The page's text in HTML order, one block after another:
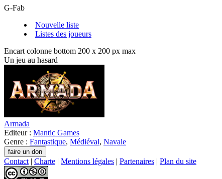
G-Fab
Nouvelle liste
Listes des joueurs
Encart colonne bottom 200 x 200 px max
Un jeu au hasard
Armada
Editeur : Mantic Games
Genre : Fantastique, Médiéval, Navale
Contact | Charte | Mentions légales | Partenaires | Plan du site